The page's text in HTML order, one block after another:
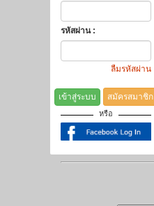
รหัสผ่าน :
ลืมรหัสผ่าน
เข้าสู่ระบบ สมัครสมาชิก
หรือ